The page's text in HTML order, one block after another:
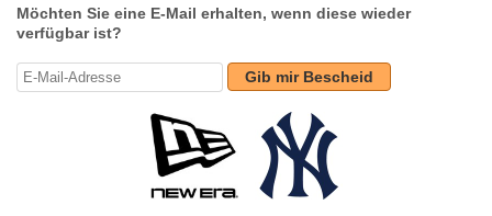
Möchten Sie eine E-Mail erhalten, wenn diese wieder
verfügbar ist?
Gib mir Bescheid